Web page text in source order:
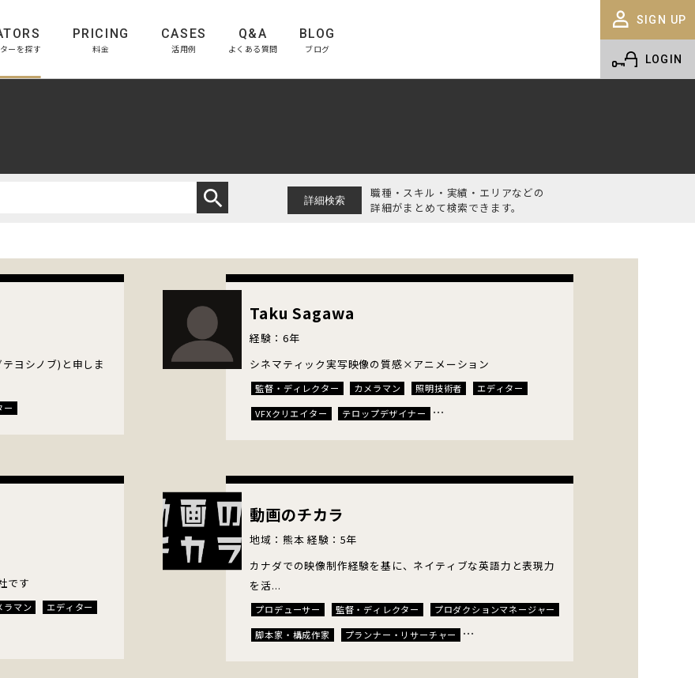
ーを探す
PRICING
料金
CASES
活用例
Q&A
よくある質問
BLOG
ブログ
SIGN UP
LOGIN
search
職種・スキル・実績・エリアなどの
詳細がまとめて検索できます。
ヨシノブ)と申しま
ー
Taku Sagawa
経験：6年
シネマティック実写映像の質感×アニメーション
監督・ディレクター カメラマン 照明技術者
エディター
VFXクリエイター
テロップデザイナー
キャスティングディレクター
です
ラマン
エディター
動画のチカラ
地域：熊本 経験：5年
カナダでの映像制作経験を基に、ネイティブな英語力と表現力
を活...
プロデューサー 監督・ディレクター
プロダクションマネージャー
脚本家・構成作家
プランナー・リサーチャー
ロケコーディネーター
イラストレーター
カメラマン